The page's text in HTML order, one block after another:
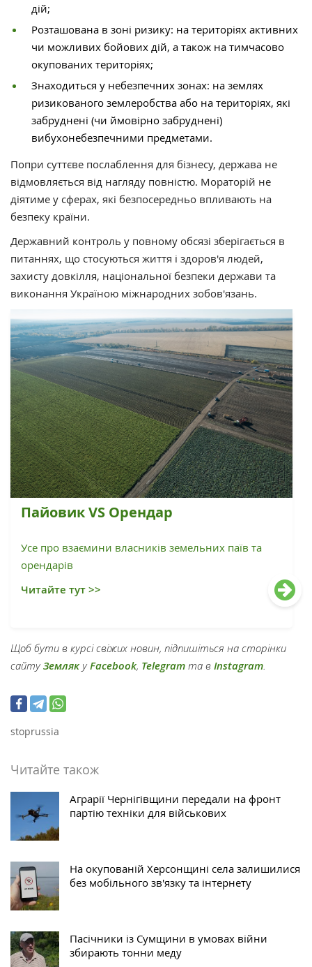
дій;
Розташована в зоні ризику: на територіях активних
чи можливих бойових дій, а також на тимчасово
окупованих територіях;
Знаходиться у небезпечних зонах: на землях
ризикованого землеробства або на територіях, які
забруднені (чи ймовірно забруднені)
вибухонебезпечними предметами.
Попри суттєве послаблення для бізнесу, держава не
відмовляється від нагляду повністю. Мораторій не
діятиме у сферах, які безпосередньо впливають на
безпеку країни.
Державний контроль у повному обсязі зберігається в
питаннях, що стосуються життя і здоров'я людей,
захисту довкілля, національної безпеки держави та
виконання Україною міжнародних зобов'язань.
Пайовик VS Орендар
Усе про взаємини власників земельних паїв та
орендарів
Читайте тут >>
Щоб бути в курсі свіжих новин, підпишіться на сторінки
сайтуЗемлякуFacebook, Telegram та в Instagram.
stoprussia
Читайте також
Аграрії Чернігівщини передали на фронт
партію техніки для військових
На окупованій Херсонщині села залишилися
без мобільного зв'язку та інтернету
Пасічники із Сумщини в умовах війни
збирають тонни меду